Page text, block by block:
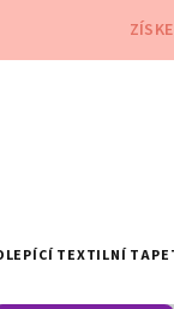
TEXTILNÍ